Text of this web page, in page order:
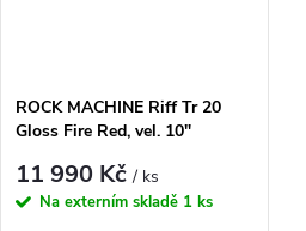
ROCK MACHINE Riff Tr 20
Gloss Fire Red, vel. 10"
11 990 Kč/ ks
Na externím skladě 1 ks